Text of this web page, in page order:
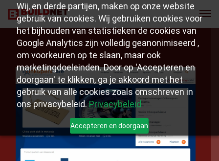
Wij, en derde partijen, maken op onze website
gebruik van cookies. Wij gebruiken cookies voor
het bijhouden van statistieken de cookies van
Google Analytics zijn volledig geanonimiseerd ,
om voorkeuren op te slaan, maar ook
marketingdoeleinden. Door op 'Accepteren en
doorgaan' te klikken, ga je akkoord met het
gebruik van alle cookies zoals omschreven in
ons privacybeleid.Privacybeleid
Accepteren en doorgaan